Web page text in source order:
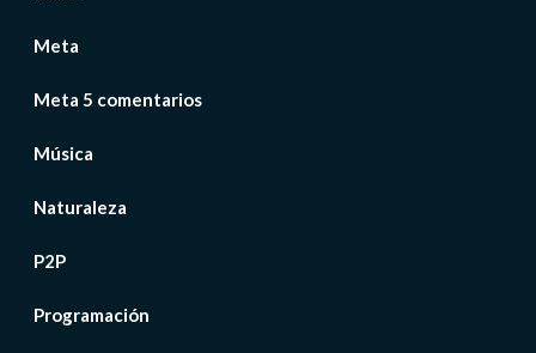
Meta
Meta 5 comentarios
Música
Naturaleza
P2P
Programación